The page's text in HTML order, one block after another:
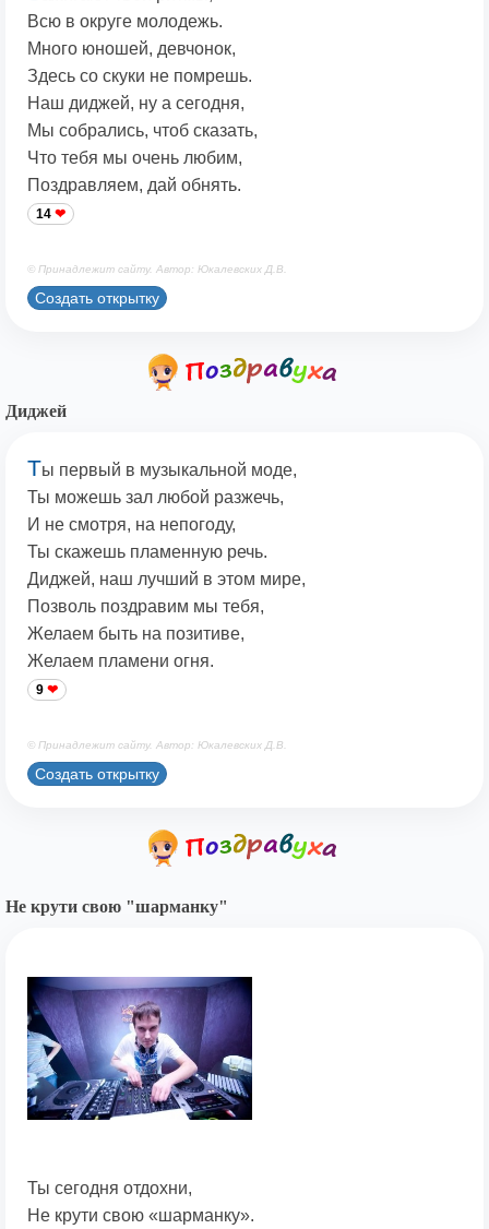
Всю в округе молодежь.
Много юношей, девчонок,
Здесь со скуки не помрешь.
Наш диджей, ну а сегодня,
Мы собрались, чтоб сказать,
Что тебя мы очень любим,
Поздравляем, дай обнять.
14
© Принадлежит сайту. Автор: Юкалевских Д.В.
Создать открытку
Диджей
Ты первый в музыкальной моде,
Ты можешь зал любой разжечь,
И не смотря, на непогоду,
Ты скажешь пламенную речь.
Диджей, наш лучший в этом мире,
Позволь поздравим мы тебя,
Желаем быть на позитиве,
Желаем пламени огня.
9
© Принадлежит сайту. Автор: Юкалевских Д.В.
Создать открытку
Не крути свою "шарманку"
Ты сегодня отдохни,
Не крути свою «шарманку».